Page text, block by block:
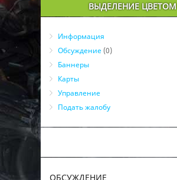
ВЫДЕЛЕНИЕ ЦВЕТОМ
Информация
Обсуждение (0)
Баннеры
Карты
Управление
Подать жалобу
ОБСУЖДЕНИЕ